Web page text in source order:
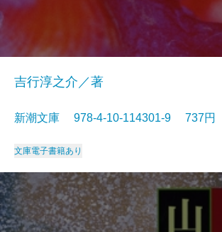
吉行淳之介／著
新潮文庫 978-4-10-114301-9 737円
文庫電子書籍あり